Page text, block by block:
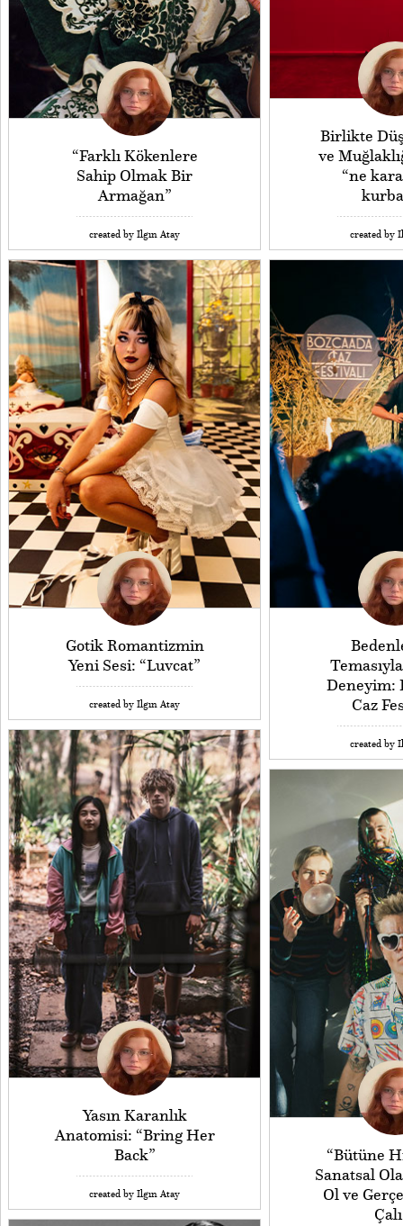
Birlikte
ve
“ne
created by
“Farklı Kökenlere
Sahip Olmak Bir
Armağan”
created by Ilgın Atay
Gotik Romantizmin
Yeni Sesi: “Luvcat”
created by Ilgın Atay
Deneyim:
Caz
created by
Yasın Karanlık
Anatomisi: “Bring Her
Back”
created by Ilgın Atay
“Bütüne
Sanatsal
Ol ve